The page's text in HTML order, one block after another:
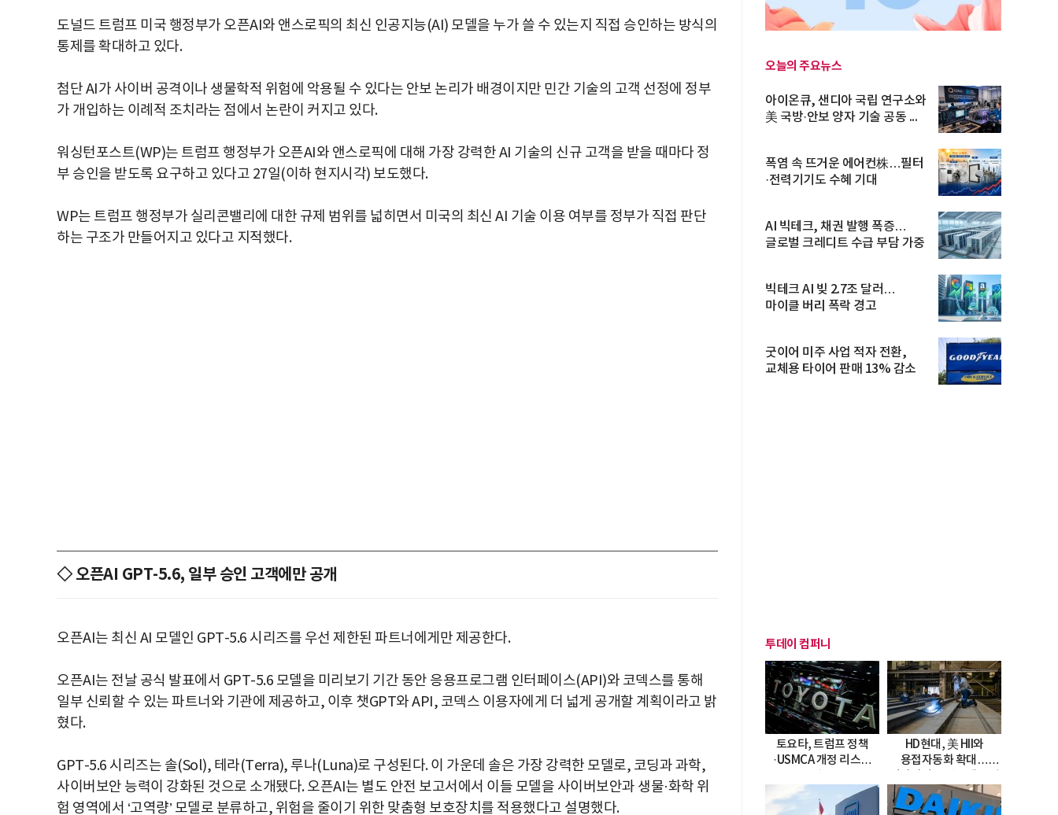
도널드 트럼프 미국 행정부가 오픈AI와 앤스로픽의 최신 인공지능(AI) 모델을 누가 쓸 수 있는지 직접 승인하는 방식의
통제를 확대하고 있다.
첨단 AI가 사이버 공격이나 생물학적 위험에 악용될 수 있다는 안보 논리가 배경이지만 민간 기술의 고객 선정에 정부
가 개입하는 이례적 조치라는 점에서 논란이 커지고 있다.
워싱턴포스트(WP)는 트럼프 행정부가 오픈AI와 앤스로픽에 대해 가장 강력한 AI 기술의 신규 고객을 받을 때마다 정
부 승인을 받도록 요구하고 있다고 27일(이하 현지시각) 보도했다.
WP는 트럼프 행정부가 실리콘밸리에 대한 규제 범위를 넓히면서 미국의 최신 AI 기술 이용 여부를 정부가 직접 판단
하는 구조가 만들어지고 있다고 지적했다.
◇ 오픈AI GPT-5.6, 일부 승인 고객에만 공개
오픈AI는 최신 AI 모델인 GPT-5.6 시리즈를 우선 제한된 파트너에게만 제공한다.
오픈AI는 전날 공식 발표에서 GPT-5.6 모델을 미리보기 기간 동안 응용프로그램 인터페이스(API)와 코덱스를 통해
일부 신뢰할 수 있는 파트너와 기관에 제공하고, 이후 챗GPT와 API, 코덱스 이용자에게 더 넓게 공개할 계획이라고 밝
혔다.
GPT-5.6 시리즈는 솔(Sol), 테라(Terra), 루나(Luna)로 구성된다. 이 가운데 솔은 가장 강력한 모델로, 코딩과 과학,
사이버보안 능력이 강화된 것으로 소개됐다. 오픈AI는 별도 안전 보고서에서 이들 모델을 사이버보안과 생물·화학 위
험 영역에서 ‘고역량’ 모델로 분류하고, 위험을 줄이기 위한 맞춤형 보호장치를 적용했다고 설명했다.
오늘의 주요뉴스
아이온큐, 샌디아 국립 연구소와
美 국방·안보 양자 기술 공동 ...
폭염 속 뜨거운 에어컨株…필터
·전력기기도 수혜 기대
AI 빅테크, 채권 발행 폭증…
글로벌 크레디트 수급 부담 가중
빅테크 AI 빚 2.7조 달러…
마이클 버리 폭락 경고
굿이어 미주 사업 적자 전환,
교체용 타이어 판매 13% 감소
투데이 컴퍼니
토요타, 트럼프 정책
·USMCA 개정 리스크
HD현대, 美 HII와
용접자동화 확대…
도입